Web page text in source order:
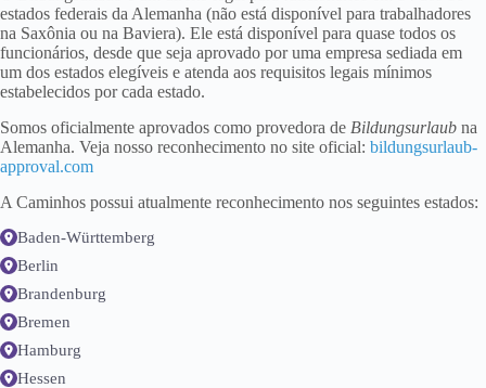
estados federais da Alemanha (não está disponível para trabalhadores
na Saxônia ou na Baviera). Ele está disponível para quase todos os
funcionários, desde que seja aprovado por uma empresa sediada em
um dos estados elegíveis e atenda aos requisitos legais mínimos
estabelecidos por cada estado.
Somos oficialmente aprovados como provedora de Bildungsurlaub na
Alemanha. Veja nosso reconhecimento no site oficial: bildungsurlaub-
approval.com
A Caminhos possui atualmente reconhecimento nos seguintes estados:
Baden-Württemberg
Berlin
Brandenburg
Bremen
Hamburg
Hessen